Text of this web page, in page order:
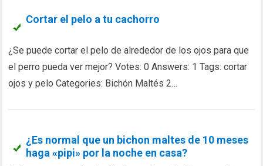
Cortar el pelo a tu cachorro
¿Se puede cortar el pelo de alrededor de los ojos para que
el perro pueda ver mejor? Votes: 0 Answers: 1 Tags: cortar
ojos y pelo Categories: Bichón Maltés 2…
¿Es normal que un bichon maltes de 10 meses
haga «pipi» por la noche en casa?